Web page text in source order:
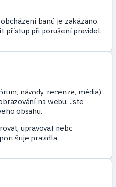
banů je zakázáno.
přístup při porušení pravidel.
návody, recenze, média)
na webu. Jste
obsahu.
upravovat nebo
pravidla.